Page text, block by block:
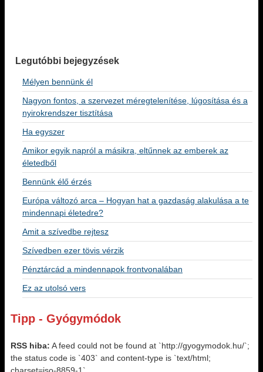
Legutóbbi bejegyzések
Mélyen bennünk él
Nagyon fontos, a szervezet méregtelenítése, lúgosítása és a
nyirokrendszer tisztítása
Ha egyszer
Amikor egyik napról a másikra, eltűnnek az emberek az
életedből
Bennünk élő érzés
Európa változó arca – Hogyan hat a gazdaság alakulása a te
mindennapi életedre?
Amit a szívedbe rejtesz
Szívedben ezer tövis vérzik
Pénztárcád a mindennapok frontvonalában
Ez az utolsó vers
Tipp - Gyógymódok
RSS hiba: A feed could not be found at `http://gyogymodok.hu/`;
the status code is `403` and content-type is `text/html;